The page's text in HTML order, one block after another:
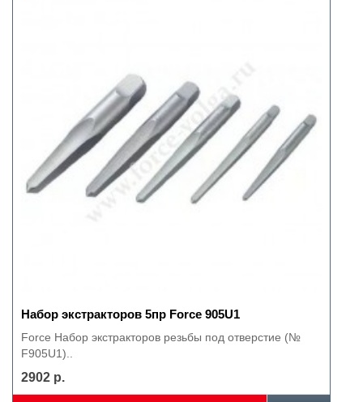
Набор экстракторов 5пр Force 905U1
Force Набор экстракторов резьбы под отверстие (№
F905U1)..
2902 р.